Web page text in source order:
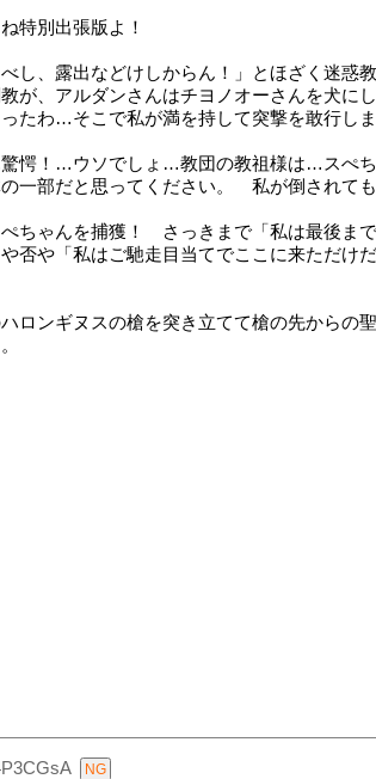
特別出張版よ！
し、露出などけしからん！」とほざく迷惑
が、アルダンさんはチヨノオーさんを犬に
たわ…そこで私が満を持して突撃を敢行しま
愕！…ウソでしょ…教団の教祖様は…スぺち
一部だと思ってください。 私が倒されても
ちゃんを捕獲！ さっきまで「私は最後ま
否や「私はご馳走目当てでここに来ただけ
ロンギヌスの槍を突き立てて槍の先からの